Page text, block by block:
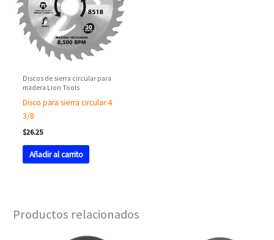
Discos de sierra circular para
madera Lion Tools
Disco para sierra circular 4
3/8
$26.25
Añadir al carrito
Productos relacionados